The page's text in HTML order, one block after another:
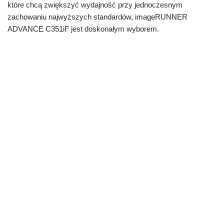
które chcą zwiększyć wydajność przy jednoczesnym
zachowaniu najwyższych standardów, imageRUNNER
ADVANCE C351iF jest doskonałym wyborem.